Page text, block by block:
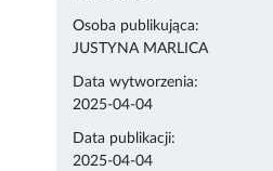
Osoba publikująca:
JUSTYNA MARLICA
Data wytworzenia:
2025-04-04
Data publikacji:
2025-04-04